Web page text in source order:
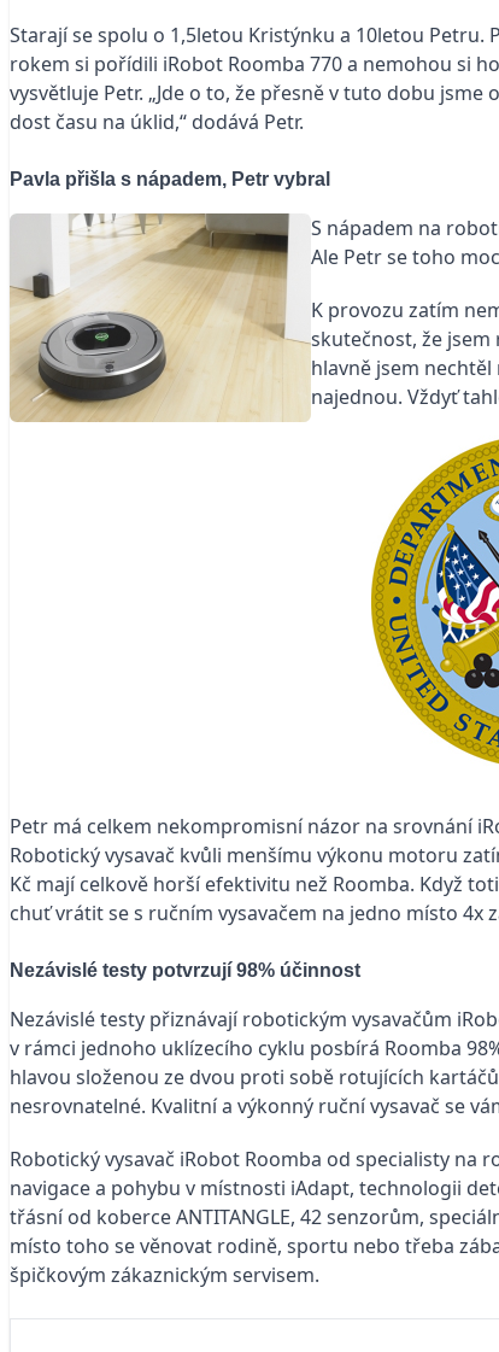
Starají se spolu o 1,5letou Kristýnku a 10letou
rokem si pořídili iRobot Roomba 770 a nemohou si
vysvětluje Petr. „Jde o to, že přesně v tuto dobu
dost času na úklid,“ dodává Petr.
Pavla přišla s nápadem, Petr vybral
S nápadem na
Ale Petr se toho
K provozu zatím
skutečnost, že jsem
hlavně jsem
najednou. Vždyť
Petr má celkem nekompromisní názor na srovnání
Robotický vysavač kvůli menšímu výkonu motoru
Kč mají celkově horší efektivitu než Roomba. Když
chuť vrátit se s ručním vysavačem na jedno místo 4x
Nezávislé testy potvrzují 98% účinnost
Nezávislé testy přiznávají robotickým vysavačům
v rámci jednoho uklízecího cyklu posbírá Roomba
hlavou složenou ze dvou proti sobě rotujících
nesrovnatelné. Kvalitní a výkonný ruční vysavač se
Robotický vysavač iRobot Roomba od specialisty
navigace a pohybu v místnosti iAdapt, technologii
třásní od koberce ANTITANGLE, 42 senzorům,
místo toho se věnovat rodině, sportu nebo třeba
špičkovým zákaznickým servisem.